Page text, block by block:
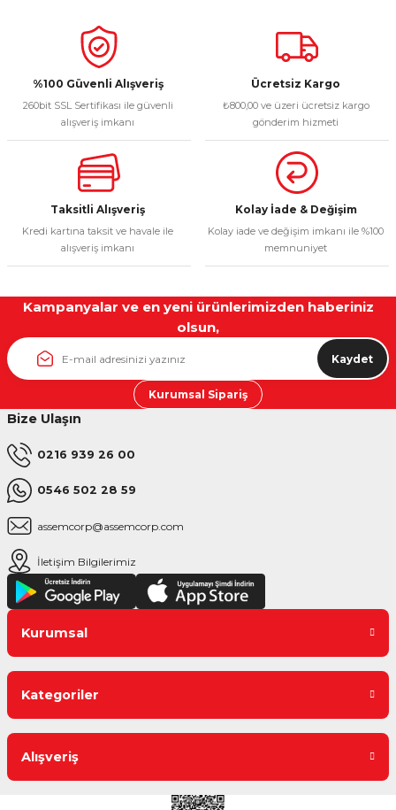
%100 Güvenli Alışveriş
260bit SSL Sertifikası ile güvenli
alışveriş imkanı
Ücretsiz Kargo
₺800,00 ve üzeri ücretsiz kargo
gönderim hizmeti
Taksitli Alışveriş
Kredi kartına taksit ve havale ile
alışveriş imkanı
Kolay İade & Değişim
Kolay iade ve değişim imkanı ile %100
memnuniyet
Kampanyalar ve en yeni ürünlerimizden haberiniz
olsun,
Kaydet
Kurumsal Sipariş
Bize Ulaşın
0216 939 26 00
0546 502 28 59
assemcorp@assemcorp.com
İletişim Bilgilerimiz
Kurumsal
Kategoriler
Alışveriş